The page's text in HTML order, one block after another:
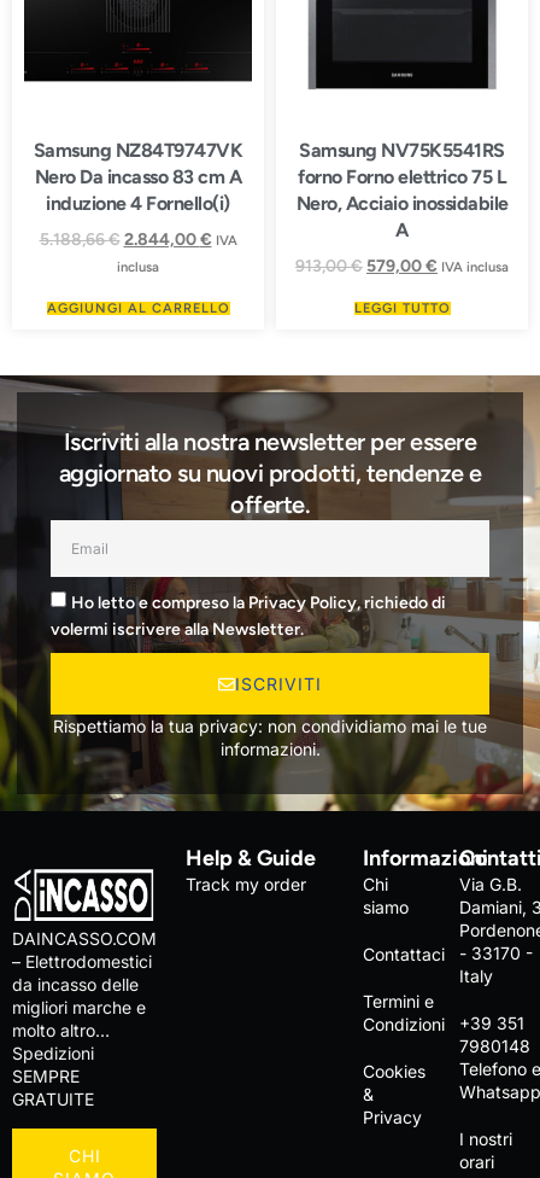
Samsung NZ84T9747VK
Nero Da incasso 83 cm A
induzione 4 Fornello(i)
5.188,66€ 2.844,00€ IVA
inclusa
AGGIUNGI AL CARRELLO
Samsung NV75K5541RS
forno Forno elettrico 75 L
Nero, Acciaio inossidabile
A
913,00€ 579,00€ IVA inclusa
LEGGI TUTTO
Iscriviti alla nostra newsletter per essere
aggiornato su nuovi prodotti, tendenze e
offerte.
Ho letto e compreso la Privacy Policy, richiedo di
volermi iscrivere alla Newsletter.
ISCRIVITI
Rispettiamo la tua privacy: non condividiamo mai le tue
informazioni.
DAINCASSO.COM
– Elettrodomestici
da incasso delle
migliori marche e
molto altro…
Spedizioni
SEMPRE
GRATUITE
CHI
Help & Guide
Track my order
Informazioni
Chi
siamo
Contattaci
Termini e
Condizioni
Cookies
&
Privacy
Via G.B.
Damiani,
- 33170 -
Italy
+39 351
7980148
Telefono
I nostri
orari